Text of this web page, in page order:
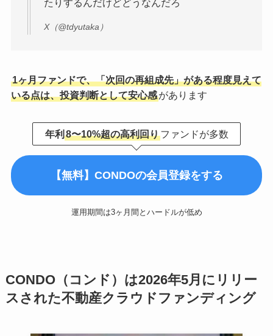
たりするんだけどどうなんだろ
X（@tdyutaka）
1ヶ月ファンドで、「次回の再組成先」がある程度見えて
いる点は、投資判断として安心感があります
年利 8〜10%超の高利回りファンドが多数
【無料】CONDOの会員登録をする
運用期間は3ヶ月間とハードルが低め
CONDO（コンド）は2026年5月にリリー
スされた不動産クラウドファンディング